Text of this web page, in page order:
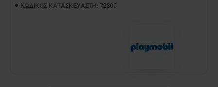
ΚΩΔΙΚΌΣ ΚΑΤΑΣΚΕΥΑΣΤΉ: 72305